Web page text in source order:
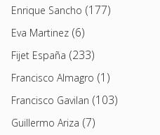
Enrique Sancho (177)
Eva Martinez (6)
Fijet España (233)
Francisco Almagro (1)
Francisco Gavilan (103)
Guillermo Ariza (7)